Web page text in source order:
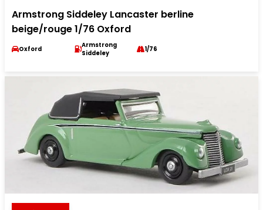
Armstrong Siddeley Lancaster berline
beige/rouge 1/76 Oxford
Oxford
Armstrong
Siddeley
1/76